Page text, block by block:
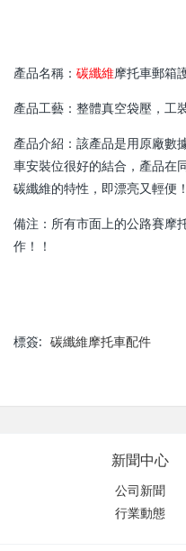
產品名稱： 碳纖維摩托車郵箱
產品工藝：整體真空袋壓，工
產品介紹：該產品是用原廠數
車安裝位很好的結合，產品在
碳纖維的特性，即漂亮又輕便！
備注：所有市面上的公路賽摩
作！！
標簽: 碳纖維摩托車配件
新聞中心
公司新聞
行業動態